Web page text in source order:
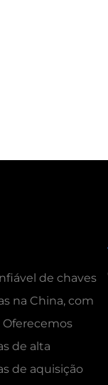
de chaves
na China, com
Oferecemos
de alta
de aquisição